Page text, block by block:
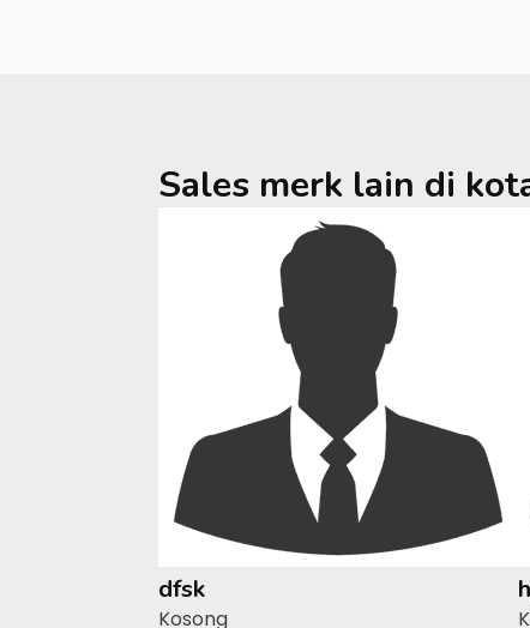
Sales merk lain di
dfsk
Kosong